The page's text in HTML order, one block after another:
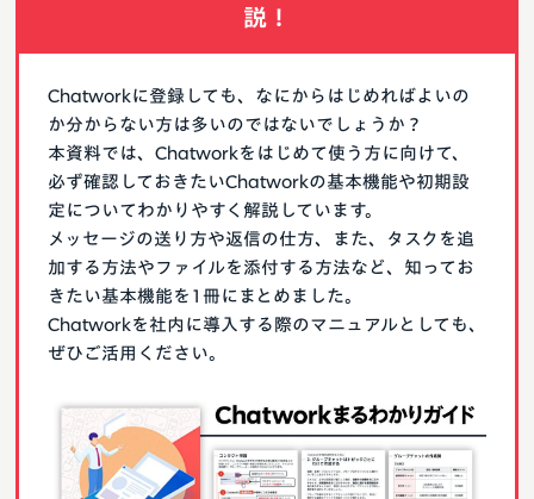
説！
Chatworkに登録しても、なにからはじめればよいの
か分からない方は多いのではないでしょうか？
本資料では、Chatworkをはじめて使う方に向けて、
必ず確認しておきたいChatworkの基本機能や初期設
定についてわかりやすく解説しています。
メッセージの送り方や返信の仕方、また、タスクを追
加する方法やファイルを添付する方法など、知ってお
きたい基本機能を1冊にまとめました。
Chatworkを社内に導入する際のマニュアルとしても、
ぜひご活用ください。